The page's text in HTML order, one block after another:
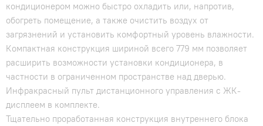
кондиционером можно быстро охладить или, напротив,
обогреть помещение, а также очистить воздух от
загрязнений и установить комфортный уровень влажности.
Компактная конструкция шириной всего 779 мм позволяет
расширить возможности установки кондиционера, в
частности в ограниченном пространстве над дверью.
Инфракрасный пульт дистанционного управления с ЖК-
дисплеем в комплекте.
Тщательно проработанная конструкция внутреннего блока